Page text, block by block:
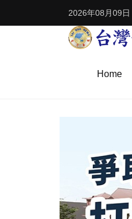
2026年08月09日
Home